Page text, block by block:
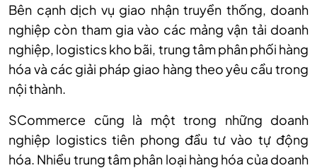
Bên cạnh dịch vụ giao nhận truyền thống, doanh
nghiệp còn tham gia vào các mảng vận tải doanh
nghiệp, logistics kho bãi, trung tâm phân phối hàng
hóa và các giải pháp giao hàng theo yêu cầu trong
nội thành.
SCommerce cũng là một trong những doanh
nghiệp logistics tiên phong đầu tư vào tự động
hóa. Nhiều trung tâm phân loại hàng hóa của doanh